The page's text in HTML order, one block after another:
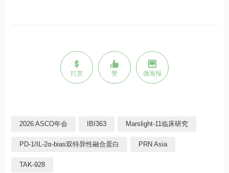
打赏 赞 微海报
2026 ASCO年会 IBI363 Marslight-11临床研究
PD-1/IL-2α-bias双特异性融合蛋白 PRN Asia
TAK-928